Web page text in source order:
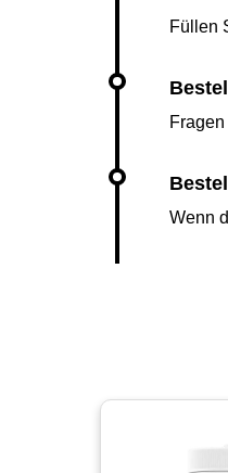
Füllen
Wenn